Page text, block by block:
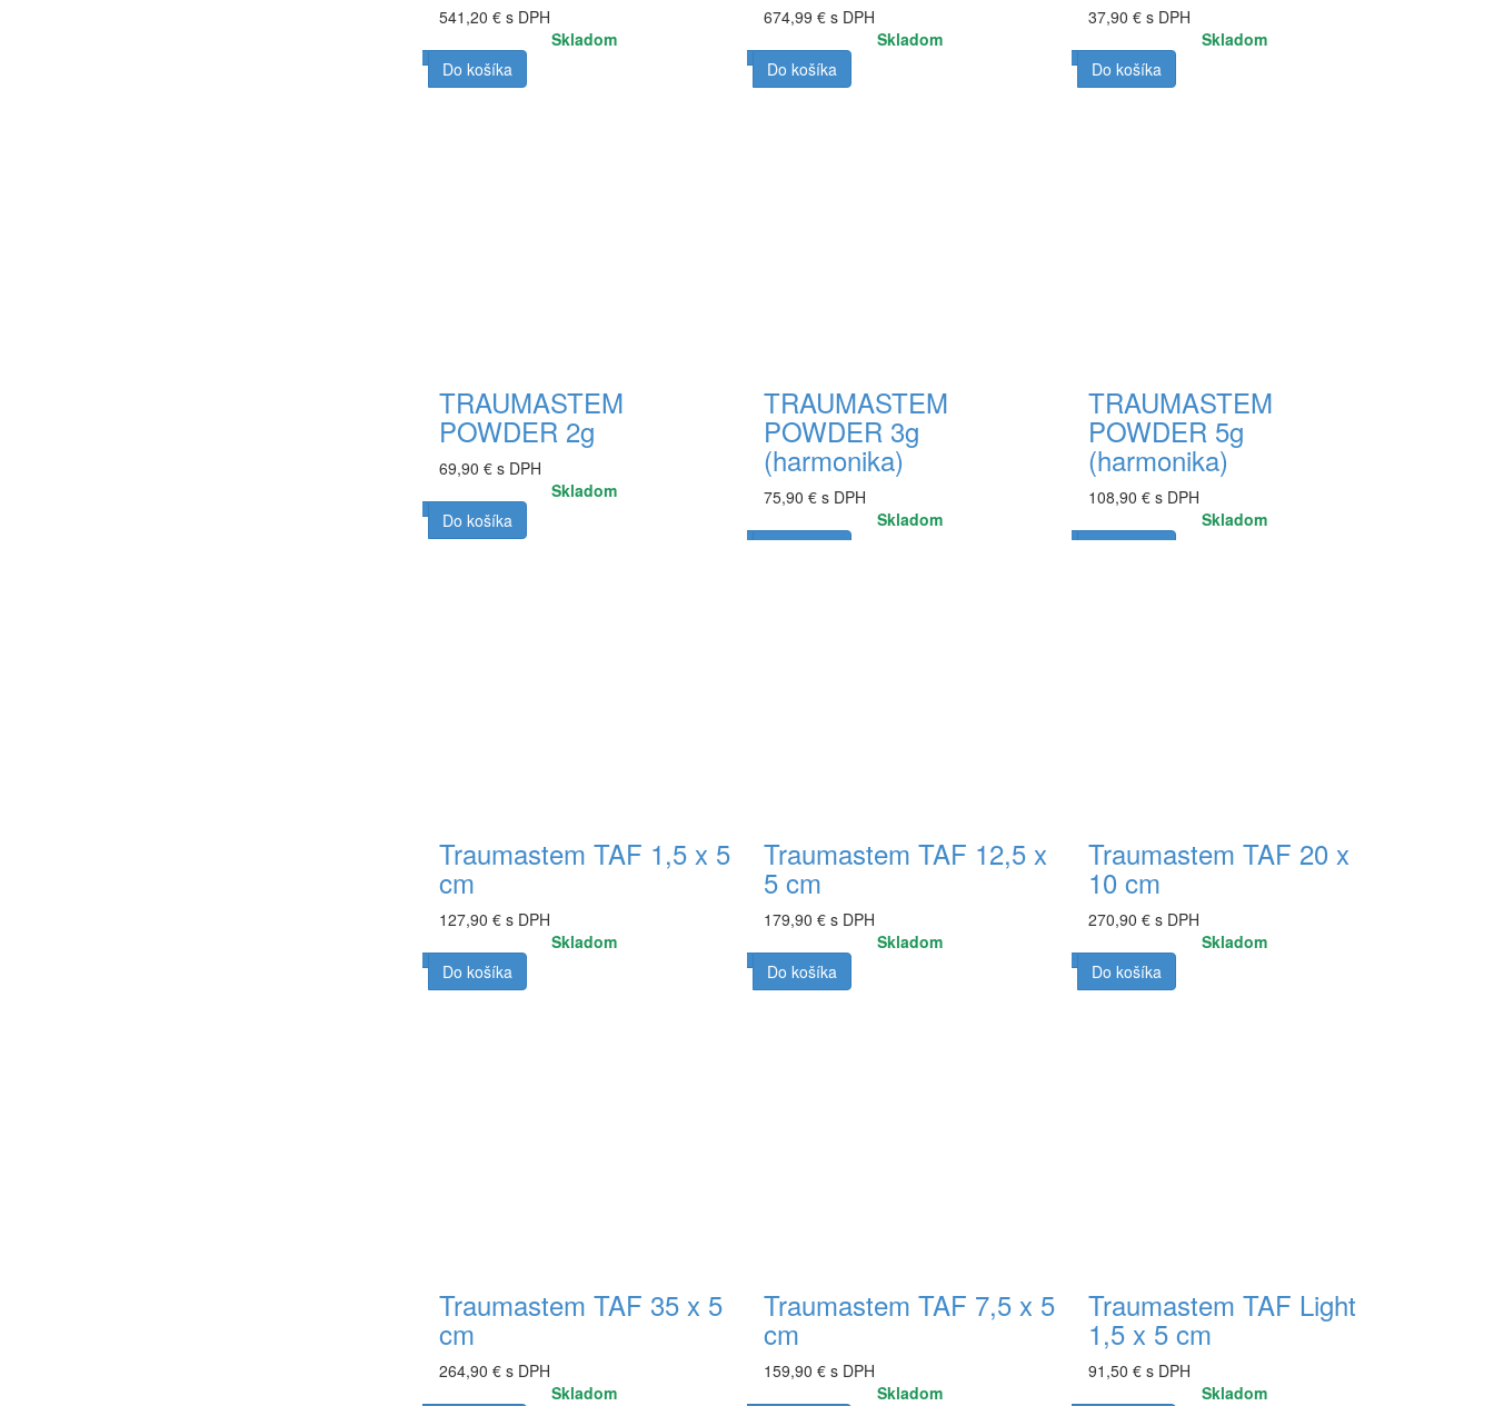
541,20 € s DPH
Skladom
Do košíka
674,99 € s DPH
Skladom
Do košíka
37,90 € s DPH
Skladom
Do košíka
TRAUMASTEM
POWDER 2g
69,90 € s DPH
Skladom
Do košíka
TRAUMASTEM
POWDER 3g
(harmonika)
75,90 € s DPH
Skladom
TRAUMASTEM
POWDER 5g
(harmonika)
108,90 € s DPH
Skladom
Traumastem TAF 1,5 x 5
cm
127,90 € s DPH
Skladom
Do košíka
Traumastem TAF 12,5 x
5 cm
179,90 € s DPH
Skladom
Do košíka
Traumastem TAF 20 x
10 cm
270,90 € s DPH
Skladom
Do košíka
Traumastem TAF 35 x 5
cm
264,90 € s DPH
Skladom
Traumastem TAF 7,5 x 5
cm
159,90 € s DPH
Skladom
Traumastem TAF Light
1,5 x 5 cm
91,50 € s DPH
Skladom